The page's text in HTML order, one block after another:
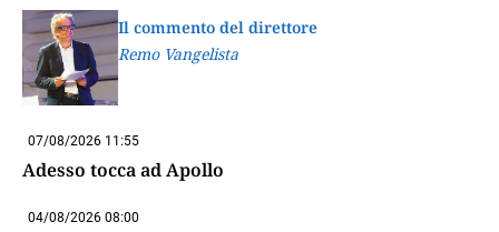
Il commento del direttore
Remo Vangelista
07/08/2026 11:55
Adesso tocca ad Apollo
04/08/2026 08:00